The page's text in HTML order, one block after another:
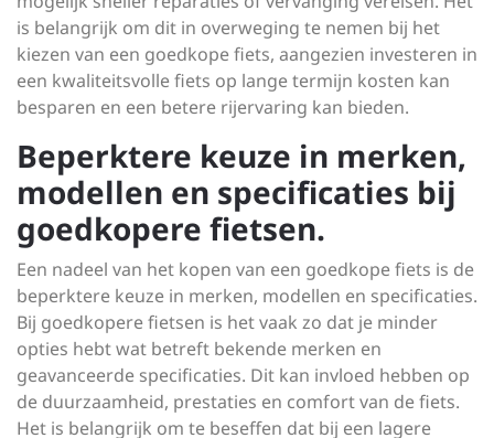
is belangrijk om dit in overweging te nemen bij het
kiezen van een goedkope fiets, aangezien investeren in
een kwaliteitsvolle fiets op lange termijn kosten kan
besparen en een betere rijervaring kan bieden.
Beperktere keuze in merken,
modellen en specificaties bij
goedkopere fietsen.
Een nadeel van het kopen van een goedkope fiets is de
beperktere keuze in merken, modellen en specificaties.
Bij goedkopere fietsen is het vaak zo dat je minder
opties hebt wat betreft bekende merken en
geavanceerde specificaties. Dit kan invloed hebben op
de duurzaamheid, prestaties en comfort van de fiets.
Het is belangrijk om te beseffen dat bij een lagere